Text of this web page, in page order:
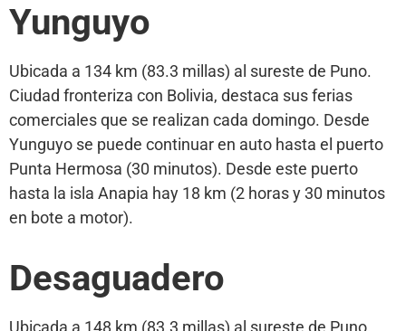
Yunguyo
Ubicada a 134 km (83.3 millas) al sureste de Puno.
Ciudad fronteriza con Bolivia, destaca sus ferias
comerciales que se realizan cada domingo. Desde
Yunguyo se puede continuar en auto hasta el puerto
Punta Hermosa (30 minutos). Desde este puerto
hasta la isla Anapia hay 18 km (2 horas y 30 minutos
en bote a motor).
Desaguadero
Ubicada a 148 km (83.3 millas) al sureste de Puno.